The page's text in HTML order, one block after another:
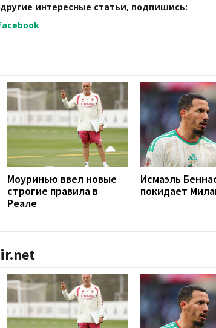
интересные статьи, подпишись:
Моуринью ввел новые
строгие правила в
Реале
Исмаэль
покидает